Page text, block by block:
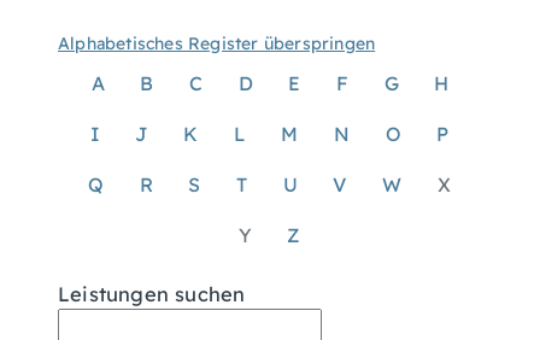
Alphabetisches Register überspringen
A B C D E F G H
I J K L M N O P
Q R S T U V W X
Y Z
Leistungen suchen